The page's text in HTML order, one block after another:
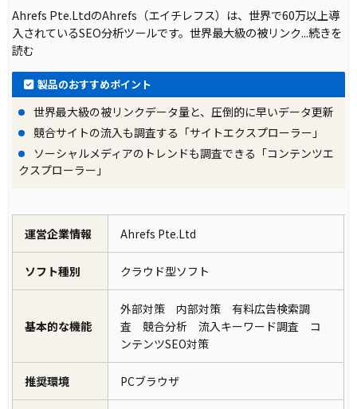
Ahrefs Pte.LtdのAhrefs（エイチレフス）は、世界で60万以上導
入されているSEO分析ツールです。世界最大級の被リンク...続きを
読む
製品のおすすめポイント
世界最大級の被リンクデータ量と、圧倒的に早いデータ更新
競合サイトの流入も調査する「サイトエクスプローラー」
ソーシャルメディアのトレンドも調査できる「コンテンツエ
クスプローラー」
運営企業情報 Ahrefs Pte.Ltd
ソフト種別 クラウド型ソフト
基本的な機能
外部対策 内部対策 有料広告検索調
査 競合分析 流入キーワード調査 コ
ンテンツSEO対策
推奨環境 PCブラウザ